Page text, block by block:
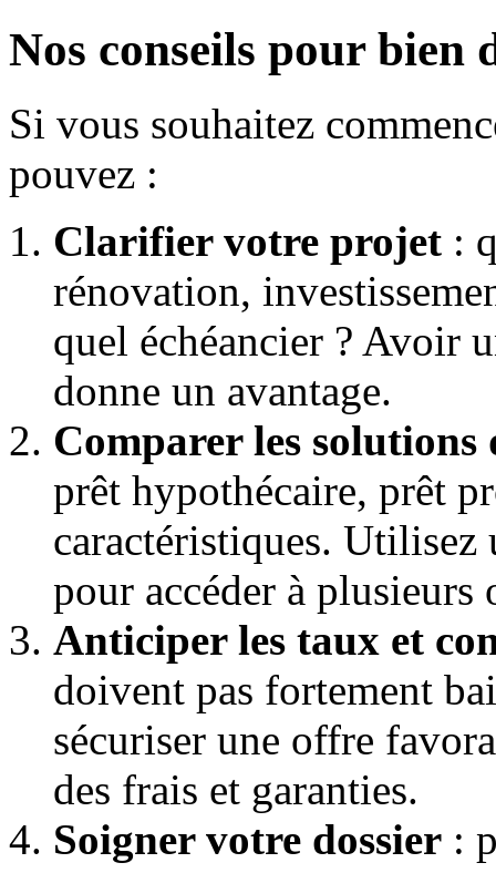
Nos conseils pour bien
Si vous souhaitez
pouvez :
Clarifier votre projet :
rénovation,
quel échéancier ? Avoir
donne un avantage.
Comparer les solutions
prêt hypothécaire, prêt
caractéristiques.
pour accéder à plusieurs
Anticiper les taux et
doivent pas fortement
sécuriser une offre
des frais et garanties.
Soigner votre dossier :